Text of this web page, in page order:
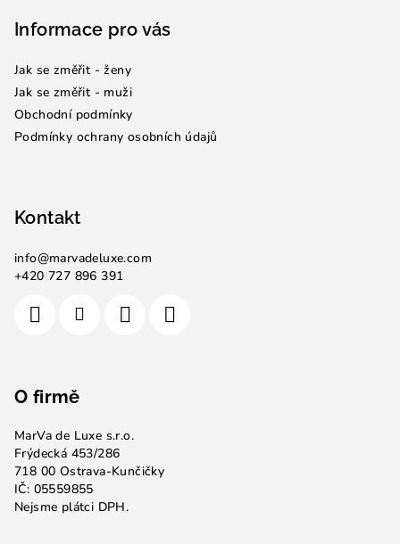
Informace pro vás
Jak se změřit - ženy
Jak se změřit - muži
Obchodní podmínky
Podmínky ochrany osobních údajů
Kontakt
info@marvadeluxe.com
+420 727 896 391
O firmě
MarVa de Luxe s.r.o.
Frýdecká 453/286
718 00 Ostrava-Kunčičky
IČ: 05559855
Nejsme plátci DPH.